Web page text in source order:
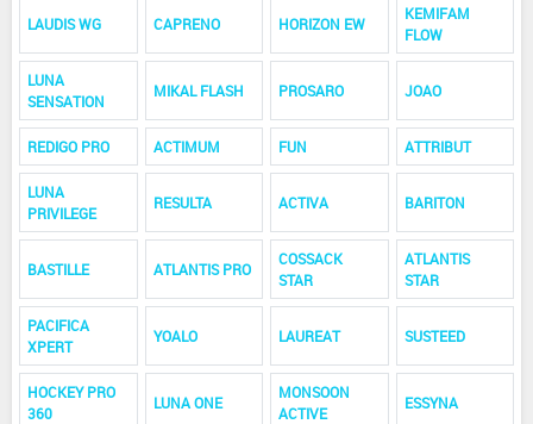
LAUDIS WG CAPRENO HORIZON EW
KEMIFAM
FLOW
LUNA
SENSATION
MIKAL FLASH PROSARO JOAO
REDIGO PRO ACTIMUM FUN ATTRIBUT
LUNA
PRIVILEGE
RESULTA ACTIVA BARITON
BASTILLE ATLANTIS PRO
COSSACK
STAR
ATLANTIS
STAR
PACIFICA
XPERT
YOALO LAUREAT SUSTEED
HOCKEY PRO
360
LUNA ONE
MONSOON
ACTIVE
ESSYNA